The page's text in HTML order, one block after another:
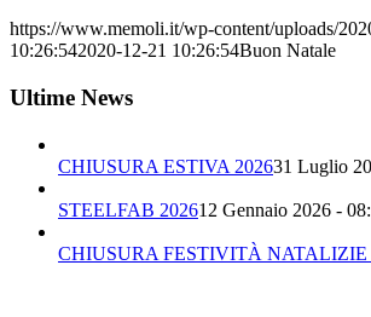
https://www.memoli.it/wp-content/uploads/
10:26:542020-12-21 10:26:54Buon Natale
Ultime News
CHIUSURA ESTIVA 202631 Luglio
STEELFAB 202612 Gennaio 2026 -
CHIUSURA FESTIVITÀ NATALIZIE